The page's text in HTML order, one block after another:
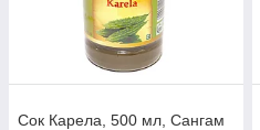
Сок Карела, 500 мл, Сангам